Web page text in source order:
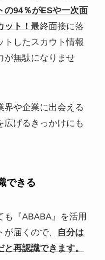
の94％がESや一次面
ト！ 最終面接に落
トしたスカウト情報
が無駄になりませ
界や企業に出会える
広げるきっかけにも
できる
も『ABABA』を活用
届くので、
自分は
再認識できます。